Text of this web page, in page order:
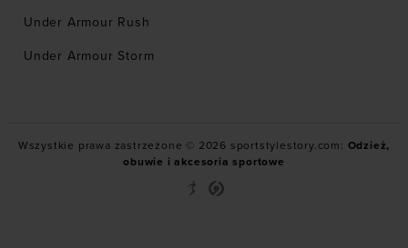
Under Armour Rush
Under Armour Storm
Wszystkie prawa zastrzeżone © 2026 sportstylestory.com: Odzież,
obuwie i akcesoria sportowe